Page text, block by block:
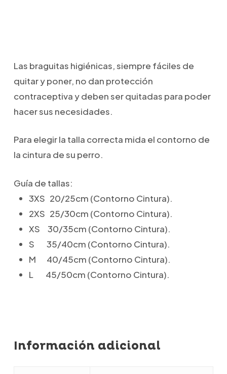
Las braguitas higiénicas, siempre fáciles de
quitar y poner, no dan protección
contraceptiva y deben ser quitadas para poder
hacer sus necesidades.
Para elegir la talla correcta mida el contorno de
la cintura de su perro.
Guía de tallas:
3XS 20/25cm (Contorno Cintura).
2XS 25/30cm (Contorno Cintura).
XS 30/35cm (Contorno Cintura).
S 35/40cm (Contorno Cintura).
M 40/45cm (Contorno Cintura).
L 45/50cm (Contorno Cintura).
Información adicional